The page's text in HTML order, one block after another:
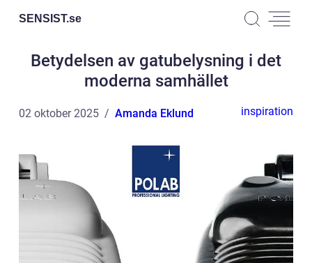
SENSIST.se
Betydelsen av gatubelysning i det
moderna samhället
02 oktober 2025 Amanda Eklund inspiration